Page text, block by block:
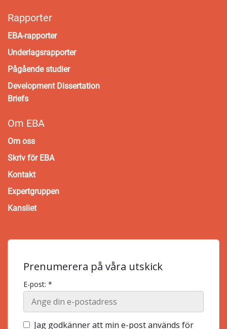
Rapporter
EBA-rapporter
Underlagsrapporter
Pågående studier
Development Dissertation
Briefs
Om EBA
Om oss
Skriv för EBA
Kontakt
Expertgruppen
Kansliet
Prenumerera på våra utskick
E-post: *
Jag godkänner att min e-post används för